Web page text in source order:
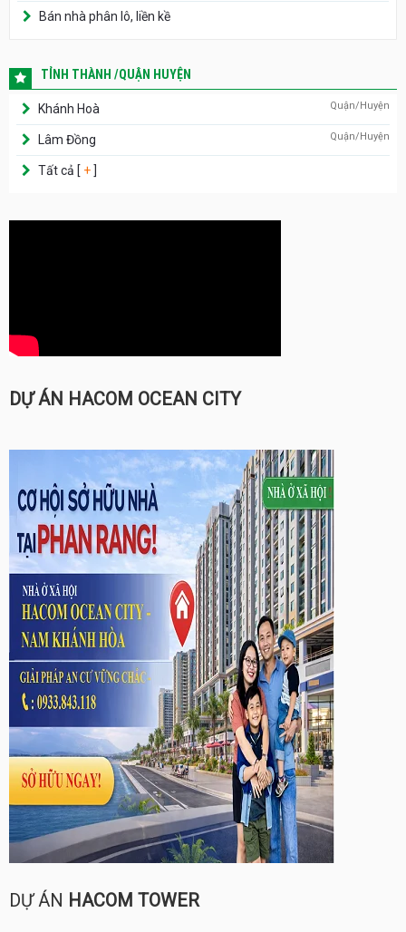
Bán nhà phân lô, liền kề
TỈNH THÀNH /QUẬN HUYỆN
Khánh Hoà Quận/Huyện
Lâm Đồng Quận/Huyện
Tất cả [ + ]
DỰ ÁN HACOM OCEAN CITY
DỰ ÁN HACOM TOWER